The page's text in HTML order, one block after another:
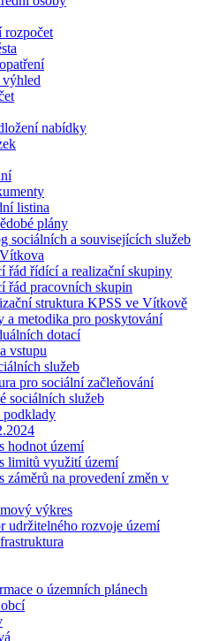
rozpočet
výhled
nabídky
listina
plány
sociálních a souvisejících služeb
řád řídící a realizační skupiny
řád pracovních skupin
struktura KPSS ve Vítkově
a metodika pro poskytování
dotací
vstupu
služeb
pro sociální začleňování
sociálních služeb
podklady
hodnot území
limitů využití území
záměrů na provedení změn v
výkres
udržitelného rozvoje území
o územních plánech